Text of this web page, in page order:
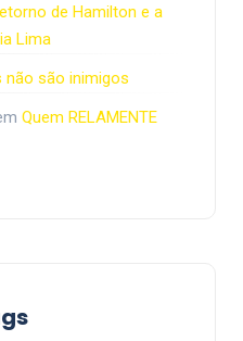
de Hamilton e a
Lima
não são inimigos
Quem RELAMENTE